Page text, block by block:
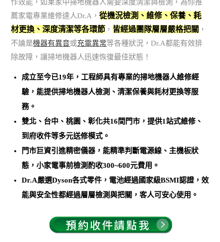
作效能，如果家中掃地機器人需要深度清潔與檢測，為你推
薦家電專業維修達人Dr.A，從機況檢測、維修、保養、耗
材更換、深度清潔等各環節 ， 皆經過團隊層層嚴格把關 ，
不論是機器有異音或充電異常等各種狀況，Dr.A都能有效排
除故障，讓掃地機器人迅速恢復最佳狀態！
成立至今已19年，工程師具有專業的掃地機器人維修經
驗，能提供掃地機器人檢測、清潔保養與耗材更換等服
務。
雙北、台中、桃園、彰化共16間門市，提供1站式維修、
到府收件等多元送修模式。
門市巨資引進精密儀器，能精準判斷電源線、主機板狀
態，小家電事前檢測酌收300~600元費用 。
Dr.A嚴選Dyson各式零件，電池經過國家級BSMI認證，效
能與安全性都經過層層檢測與把關，客人可安心使用。